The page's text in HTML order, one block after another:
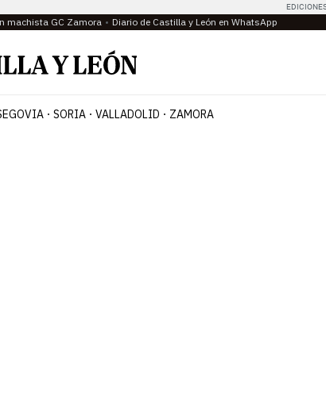
machista GC Zamora Diario de Castilla y León en WhatsApp
SORIA VALLADOLID ZAMORA